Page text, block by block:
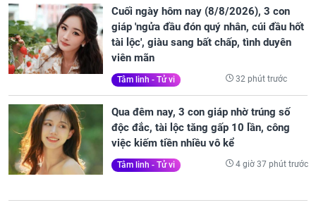
Cuối ngày hôm nay (8/8/2026), 3 con
giáp 'ngửa đầu đón quý nhân, cúi đầu hốt
tài lộc', giàu sang bất chấp, tình duyên
viên mãn
Tâm linh - Tử vi 32 phút trước
Qua đêm nay, 3 con giáp nhờ trúng số
độc đắc, tài lộc tăng gấp 10 lần, công
việc kiếm tiền nhiều vô kể
Tâm linh - Tử vi 4 giờ 37 phút trước